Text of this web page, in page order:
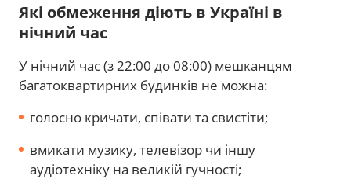
Які обмеження діють в Україні в
нічний час
У нічний час (з 22:00 до 08:00) мешканцям
багатоквартирних будинків не можна:
голосно кричати, співати та свистіти;
вмикати музику, телевізор чи іншу
аудіотехніку на великій гучності;